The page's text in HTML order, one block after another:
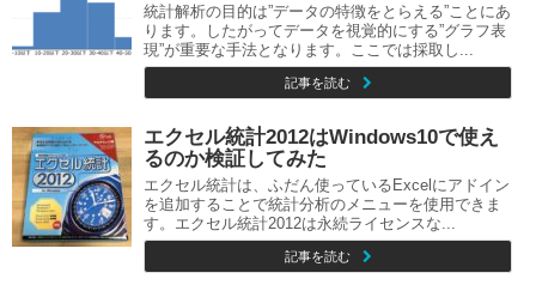
統計解析の目的は”データの特徴をとらえる”ことにあ
ります。したがってデータを視覚的にする”グラフ表
現”が重要な手法となります。ここでは採取し...
記事を読む
エクセル統計2012はWindows10で使え
るのか検証してみた
エクセル統計は、ふだん使っているExcelにアドイン
を追加することで統計分析のメニューを使用できま
す。エクセル統計2012は永続ライセンスな...
記事を読む